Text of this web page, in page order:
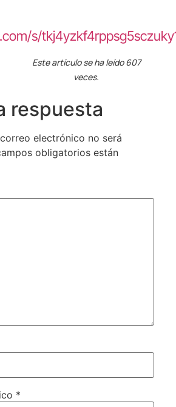
s/
Este artículo se ha leído 607
veces.
respuesta
electrónico no será
obligatorios están
*